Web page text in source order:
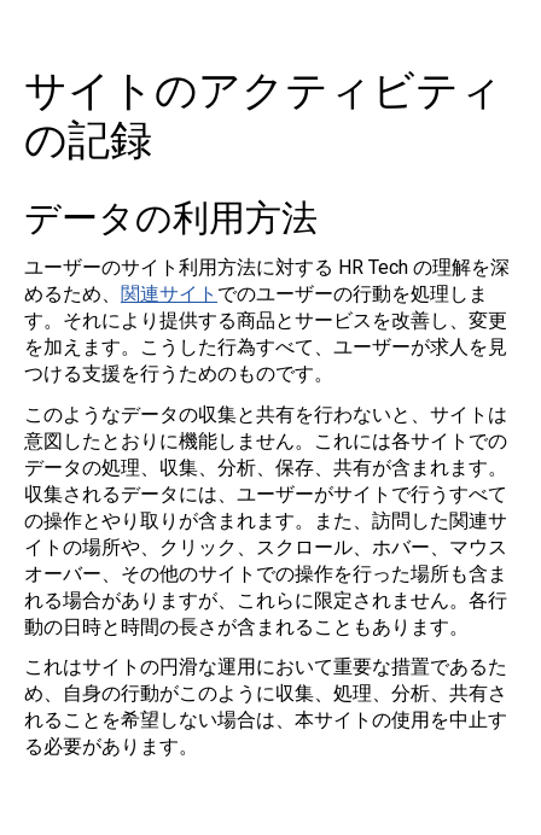
サイトのアクティビティ
の記録
データの利用方法
ユーザーのサイト利用方法に対する HR Tech の理解を深
めるため、 関連サイト でのユーザーの行動を処理しま
す。それにより提供する商品とサービスを改善し、変更
を加えます。こうした行為すべて、ユーザーが求人を見
つける支援を行うためのものです。
このようなデータの収集と共有を行わないと、サイトは
意図したとおりに機能しません。これには各サイトでの
データの処理、収集、分析、保存、共有が含まれます。
収集されるデータには、ユーザーがサイトで行うすべて
の操作とやり取りが含まれます。また、訪問した関連サ
イトの場所や、クリック、スクロール、ホバー、マウス
オーバー、その他のサイトでの操作を行った場所も含ま
れる場合がありますが、これらに限定されません。各行
動の日時と時間の長さが含まれることもあります。
これはサイトの円滑な運用において重要な措置であるた
め、自身の行動がこのように収集、処理、分析、共有さ
れることを希望しない場合は、本サイトの使用を中止す
る必要があります。